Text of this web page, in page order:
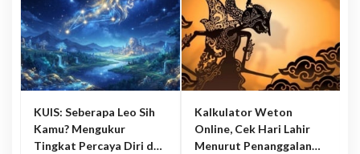
KUIS: Seberapa Leo Sih
Kamu? Mengukur
Tingkat Percaya Diri dan
Kalkulator Weton
Online, Cek Hari Lahir
Menurut Penanggalan